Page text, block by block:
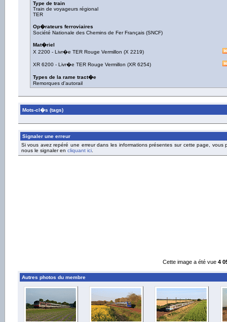
Type de train
Train de voyageurs régional
TER
Op�rateurs ferroviaires
Société Nationale des Chemins de Fer Français (SNCF)
Mat�riel
X 2200 - Livr�e TER Rouge Vermillon (X 2219)
XR 6200 - Livr�e TER Rouge Vermillon (XR 6254)
Types de la rame tract�e
Remorques d'autorail
Mots-cl�s (tags)
Signaler une erreur
Si vous avez repéré une erreur dans les informations présentes sur cette page, vous
nous le signaler en cliquant ici.
Cette image a été vue 4
Autres photos du membre